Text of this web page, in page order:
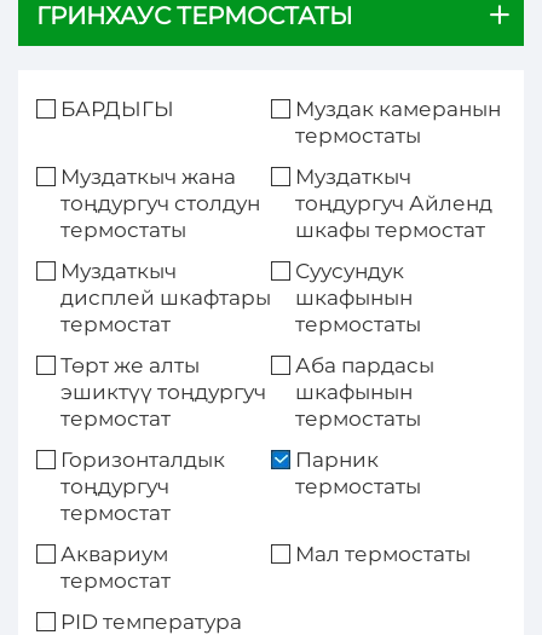
ГРИНХАУС ТЕРМОСТАТЫ
БАРДЫГЫ
Муздак камеранын
термостаты
Муздаткыч жана
тоңдургуч столдун
термостаты
Муздаткыч
тоңдургуч Айленд
шкафы термостат
Муздаткыч
дисплей шкафтары
термостат
Суусундук
шкафынын
термостаты
Төрт же алты
эшиктүү тоңдургуч
термостат
Аба пардасы
шкафынын
термостаты
Горизонталдык
тоңдургуч
термостат
Парник
термостаты
Аквариум
термостат
Мал термостаты
PID температура